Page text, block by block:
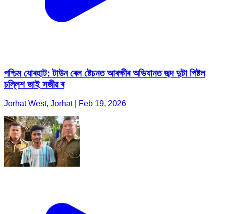
পশ্চিম যোৰহাট: টাউন ৰেল ষ্টেচনত আৰক্ষীৰ অভিযানত জব্দ দুটা পিষ্টল
চল্লিশ জাই সজীৱ ৰ
Jorhat West, Jorhat | Feb 19, 2026